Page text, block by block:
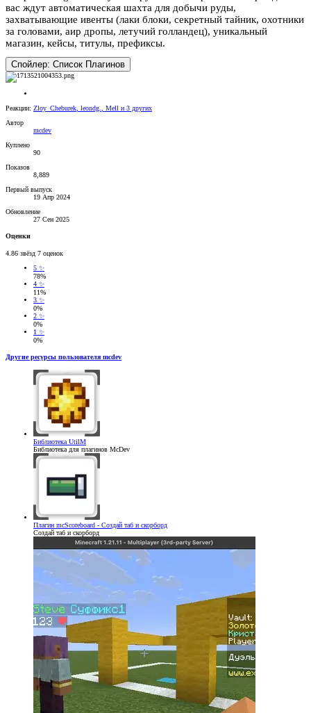
вас ждут автоматическая шахта для добычи руды,
захватывающие ивенты (лаки блоки, секретный тайник, охотники
за головами, аир дропы, летучий голландец), уникальный
магазин, кейсы, титулы, префиксы.
Спойлер: Список Плагинов
Реакции: Zloy_Cheburek leondg. Mell и 3 других
Автор
mcdev
Куплено
90
Показов
8,889
Первый выпуск
19 Апр 2024
Обновление
27 Сен 2025
Оценки
4.86 звёзд 7 оценок
5 ✨
78%
4 ✨
11%
3 ✨
0%
2 ✨
0%
1 ✨
0%
Другие ресурсы пользователя mcdev
Библиотека UtilM
Библиотека для плагинов McDev
Плагин mcScoreboard - Создай таб и скорборд
Создай таб и скорборд